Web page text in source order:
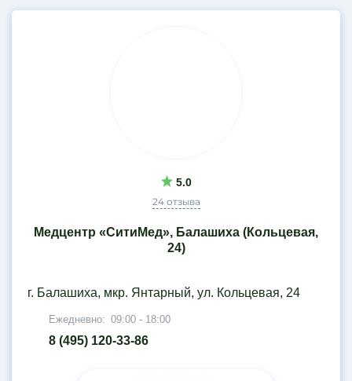
5.0
24 отзыва
Медцентр «СитиМед», Балашиха (Кольцевая,
24)
г. Балашиха, мкр. Янтарный, ул. Кольцевая, 24
Ежедневно: 09:00 - 18:00
8 (495) 120-33-86